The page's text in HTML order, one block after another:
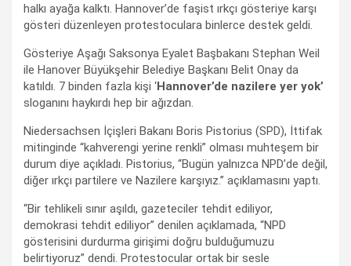
halkı ayağa kalktı. Hannover’de faşist ırkçı gösteriye karşı
gösteri düzenleyen protestoculara binlerce destek geldi.
Gösteriye Aşağı Saksonya Eyalet Başbakanı Stephan Weil
ile Hanover Büyükşehir Belediye Başkanı Belit Onay da
katıldı. 7 binden fazla kişi ‘Hannover’de nazilere yer yok’
sloganını haykırdı hep bir ağızdan.
Niedersachsen İçişleri Bakanı Boris Pistorius (SPD), İttifak
mitinginde “kahverengi yerine renkli” olması muhteşem bir
durum diye açıkladı. Pistorius, “Bugün yalnızca NPD’de değil,
diğer ırkçı partilere ve Nazilere karşıyız.” açıklamasını yaptı.
“Bir tehlikeli sınır aşıldı, gazeteciler tehdit ediliyor,
demokrasi tehdit ediliyor” denilen açıklamada, “NPD
gösterisini durdurma girişimi doğru bulduğumuzu
belirtiyoruz” dendi. Protestocular ortak bir sesle